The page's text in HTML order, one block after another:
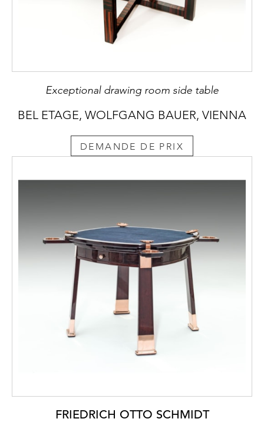
Exceptional drawing room side table
BEL ETAGE, WOLFGANG BAUER, VIENNA
DEMANDE DE PRIX
FRIEDRICH OTTO SCHMIDT